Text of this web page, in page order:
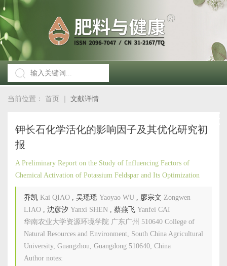
当前位置： 首页 文献详情
钾长石化学活化的影响因子及其优化研究初
报
A Preliminary Report on the Study of Influencing Factors of
Chemical Activation of Potassium Feldspar and Its Optimization
乔凯 Kai QIAO , 吴瑶瑶 Yaoyao WU , 廖宗文 Zongwen
LIAO , 沈彦汐 Yanxi SHEN , 蔡燕飞 Yanfei CAI
华南农业大学资源环境学院 广东广州 510640 College of
Natural Resources and Environment, South China Agricultural
University, Guangzhou, Guangdong 510640, China
Author notes: